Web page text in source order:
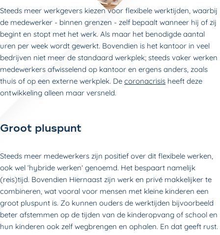
Steeds meer werkgevers kiezen voor flexibele werktijden, waarbij
de medewerker - binnen grenzen - zelf bepaalt wanneer hij of zij
begint en stopt met het werk. Als maar het benodigde aantal
uren per week wordt gewerkt. Bovendien is het kantoor in veel
bedrijven niet meer de standaard werkplek; steeds vaker werken
medewerkers afwisselend op kantoor en ergens anders, zoals
thuis of op een externe werkplek. De coronacrisis heeft deze
ontwikkeling alleen maar versneld.
Groot pluspunt
Steeds meer medewerkers zijn positief over dit flexibele werken,
ook wel ‘hybride werken’ genoemd. Het bespaart namelijk
(reis)tijd. Bovendien Hiernaast zijn werk en privé makkelijker te
combineren, wat vooral voor mensen met kleine kinderen een
groot pluspunt is. Zo kunnen ouders de werktijden bijvoorbeeld
beter afstemmen op de tijden van de kinderopvang of school en
hun kinderen ook zelf wegbrengen en ophalen. En dat geeft rust.